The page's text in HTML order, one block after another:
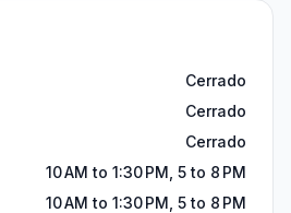
Cerrado
Cerrado
Cerrado
10 AM to 1:30 PM, 5 to 8 PM
10 AM to 1:30 PM, 5 to 8 PM